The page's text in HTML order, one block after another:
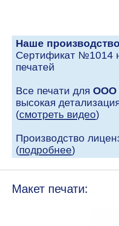
Наше производство
Сертификат №1014
печатей
Все печати для ООО
высокая
(смотреть видео)
Производство
(подробнее)
Макет печати: